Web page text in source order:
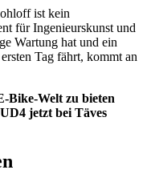
ist kein
für Ingenieurskunst und
Wartung hat und ein
Tag fährt, kommt an
Bike-Welt zu bieten
jetzt bei Täves